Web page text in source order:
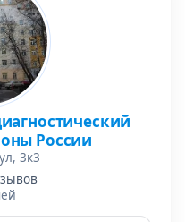
России
3к3